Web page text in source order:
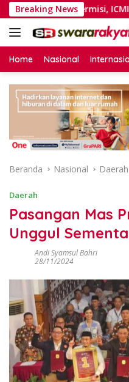
Langsung
ke
konten
Breaking News
Tanpa Permisi, ICMI:
Home Nasional
Beranda Nasional Daerah
Daerah
Pasangan Mas
Unggul
Andi Syamsul Bahri
28/11/2024